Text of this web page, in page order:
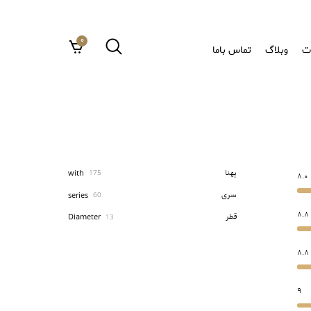
وبلاگ تماس باما
0
8.0
8.8
8.8
9
پهنا with 175
سری series 60
قطر Diameter 13